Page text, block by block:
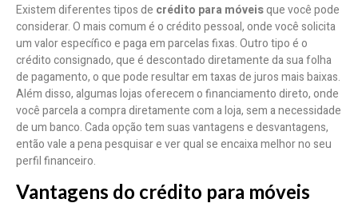
Existem diferentes tipos de crédito para móveisque você pode
considerar. O mais comum é o crédito pessoal, onde você solicita
um valor específico e paga em parcelas fixas. Outro tipo é o
crédito consignado, que é descontado diretamente da sua folha
de pagamento, o que pode resultar em taxas de juros mais baixas.
Além disso, algumas lojas oferecem o financiamento direto, onde
você parcela a compra diretamente com a loja, sem a necessidade
de um banco. Cada opção tem suas vantagens e desvantagens,
então vale a pena pesquisar e ver qual se encaixa melhor no seu
perfil financeiro.
Vantagens do crédito para móveis